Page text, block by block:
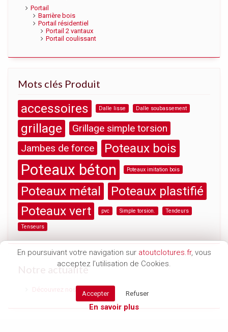
Portail
Barrière bois
Portail résidentiel
Portail 2 vantaux
Portail coulissant
Mots clés Produit
accessoires Dalle lisse Dalle soubassement
grillage
Grillage simple torsion
Jambes de force
Poteaux bois
Poteaux béton Poteaux imitation bois
Poteaux métal
Poteaux plastifié
Poteaux vert
pvc Simple torsion. Tendeurs
Tenseurs
Notre actualité
Découvrez nos locaux
En poursuivant votre navigation sur atoutclotures.fr, vous
acceptez l’utilisation de Cookies.
Accepter Refuser
En savoir plus